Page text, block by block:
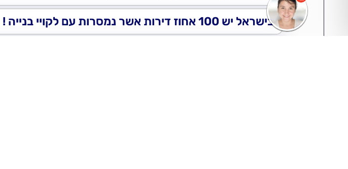
בישראל יש 100 אחוז דירות אשר נמסרות עם לקויי בנייה !